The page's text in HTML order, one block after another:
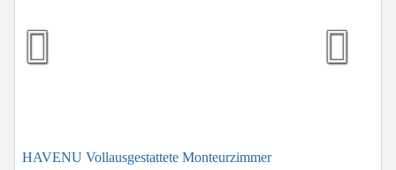
HAVENU Vollausgestattete Monteurzimmer